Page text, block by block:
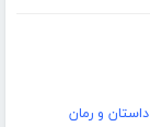
و رمان